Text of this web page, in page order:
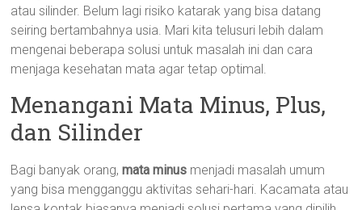
atau silinder. Belum lagi risiko katarak yang bisa datang
seiring bertambahnya usia. Mari kita telusuri lebih dalam
mengenai beberapa solusi untuk masalah ini dan cara
menjaga kesehatan mata agar tetap optimal.
Menangani Mata Minus, Plus,
dan Silinder
Bagi banyak orang,mata minus menjadi masalah umum
yang bisa mengganggu aktivitas sehari-hari. Kacamata atau